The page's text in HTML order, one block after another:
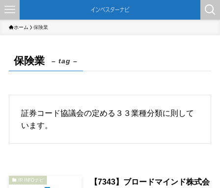
ホーム 保険業
保険業 – tag –
証券コード協議会の定める３３業種分類に則して
います。
IR INFOナビ
【7343】ブロードマインド株式会